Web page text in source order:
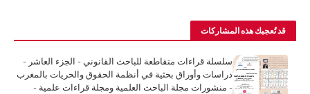
قد تُعجبك هذه المشاركات
سلسلة قراءات متقاطعة للباحث القانوني - الجزء العاشر -
دراسات وأوراق بحثية في أنظمة الحقوق والحريات بالمغرب
- منشورات مجلة الباحث العلمية ومجلة قراءات علمية -